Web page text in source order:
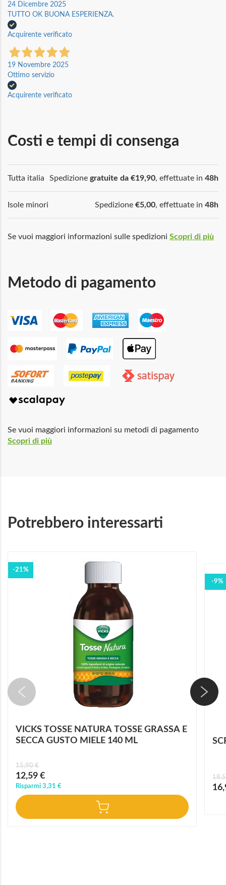
24 Dicembre 2025
TUTTO OK BUONA ESPERIENZA.
Acquirente verificato
19 Novembre 2025
Ottimo servizio
Acquirente verificato
Costi e tempi di consenga
Tutta italia Spedizione gratuite da €19,90, effettuate in 48h
Isole minori Spedizione €5,00, effettuate in 48h
Se vuoi maggiori informazioni sulle spedizioni Scopri di più
Metodo di pagamento
Se vuoi maggiori informazioni su metodi di pagamento
Scopri di più
Potrebbero interessarti
-21%
VICKS TOSSE NATURA TOSSE GRASSA E
SECCA GUSTO MIELE 140 ML
Prezzo
speciale
12,59 €
15,90 €
Risparmi 3,31 €
-9%